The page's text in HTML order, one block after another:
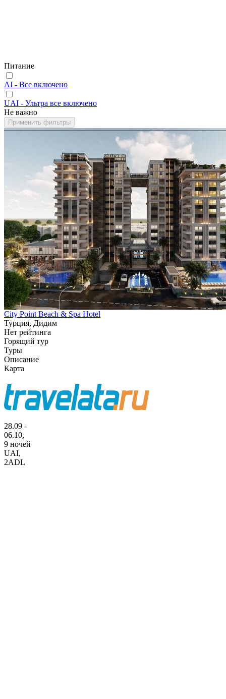
Питание
AI - Все включено
UAI - Ультра все включено
Не важно
Применить фильтры
City Point Beach & Spa Hotel
Турция, Дидим
Нет рейтинга
Горящий тур
Туры
Описание
Карта
28.09 -
06.10,
9 ночей
UAI,
2ADL